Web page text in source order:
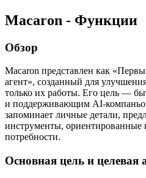
Macaron - Функции
Обзор
Macaron представлен как
агент», созданный для
только их работы. Его цель —
и поддерживающим AI-
запоминает личные детали,
инструменты, ориентированные
потребности.
Основная цель и целевая